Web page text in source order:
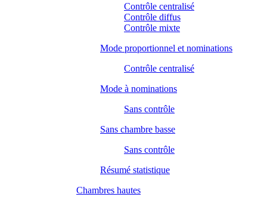
Contrôle centralisé
Contrôle diffus
Contrôle mixte
Mode proportionnel et nominations
Contrôle centralisé
Mode à nominations
Sans contrôle
Sans chambre basse
Sans contrôle
Résumé statistique
Chambres hautes